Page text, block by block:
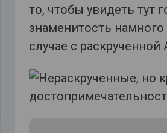
то, чтобы увидеть тут
знаменитость
случае с раскрученной